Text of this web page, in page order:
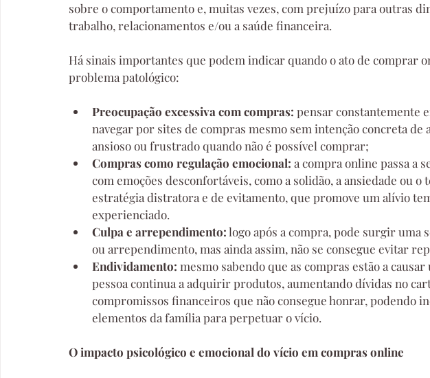
sobre o comportamento e, muitas vezes, com prejuízo para outras
trabalho, relacionamentos e/ou a saúde financeira.
Há sinais importantes que podem indicar quando o ato de comprar
problema patológico:
Preocupação excessiva com compras: pensar constantemente
navegar por sites de compras mesmo sem intenção concreta
ansioso ou frustrado quando não é possível comprar;
Compras como regulação emocional: a compra online passa a
com emoções desconfortáveis, como a solidão, a ansiedade ou o
estratégia distratora e de evitamento, que promove um alívio
experienciado.
Culpa e arrependimento: logo após a compra, pode surgir uma
ou arrependimento, mas ainda assim, não se consegue evitar
Endividamento: mesmo sabendo que as compras estão a
pessoa continua a adquirir produtos, aumentando dívidas no
compromissos financeiros que não consegue honrar, podendo
elementos da família para perpetuar o vício.
O impacto psicológico e emocional do vício em compras online